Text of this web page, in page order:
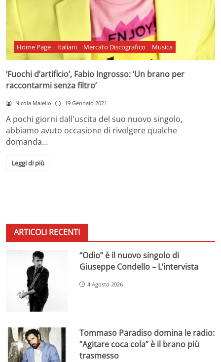
Home Page Italiani Mercato Discografico Musica
‘Fuochi d’artificio’, Fabio Ingrosso: ‘Un brano per
raccontarmi senza filtro’
Nicola Maiello 19 Gennaio 2021
A pochi giorni dall'uscita del suo nuovo singolo,
abbiamo avuto occasione di rivolgere qualche
domanda…
Leggi di più
ARTICOLI RECENTI
“Odio” è il nuovo singolo di
Giuseppe Condello – L’intervista
4 Agosto 2026
Tommaso Paradiso domina le radio:
“Agitare coca cola” è il brano più
trasmesso